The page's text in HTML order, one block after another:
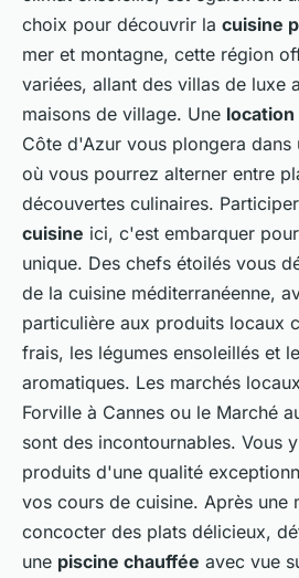
choix pour découvrir la cuisine
mer et montagne, cette région
variées, allant des villas de luxe
maisons de village. Une
Côte d'Azur vous plongera dans
où vous pourrez alterner entre
découvertes culinaires.
cuisine ici, c'est embarquer
unique. Des chefs étoilés vous
de la cuisine méditerranéenne,
particulière aux produits locaux
frais, les légumes ensoleillés et
aromatiques. Les marchés
Forville à Cannes ou le Marché
sont des incontournables. Vous
produits d'une qualité
vos cours de cuisine. Après une
concocter des plats délicieux,
une piscine chauffée avec vue